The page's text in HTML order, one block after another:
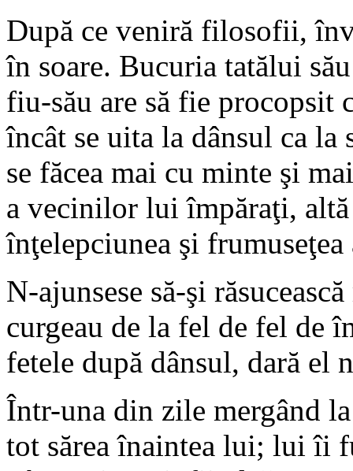
După ce veniră filosofii,
în soare. Bucuria tatălui
fiu-său are să fie
încât se uita la dânsul ca la
se făcea mai cu minte şi
a vecinilor lui împăraţi, altă
înţelepciunea şi
N-ajunsese să-şi
curgeau de la fel de fel de
fetele după dânsul, dară el
Într-una din zile mergând
tot sărea înaintea lui; lui îi